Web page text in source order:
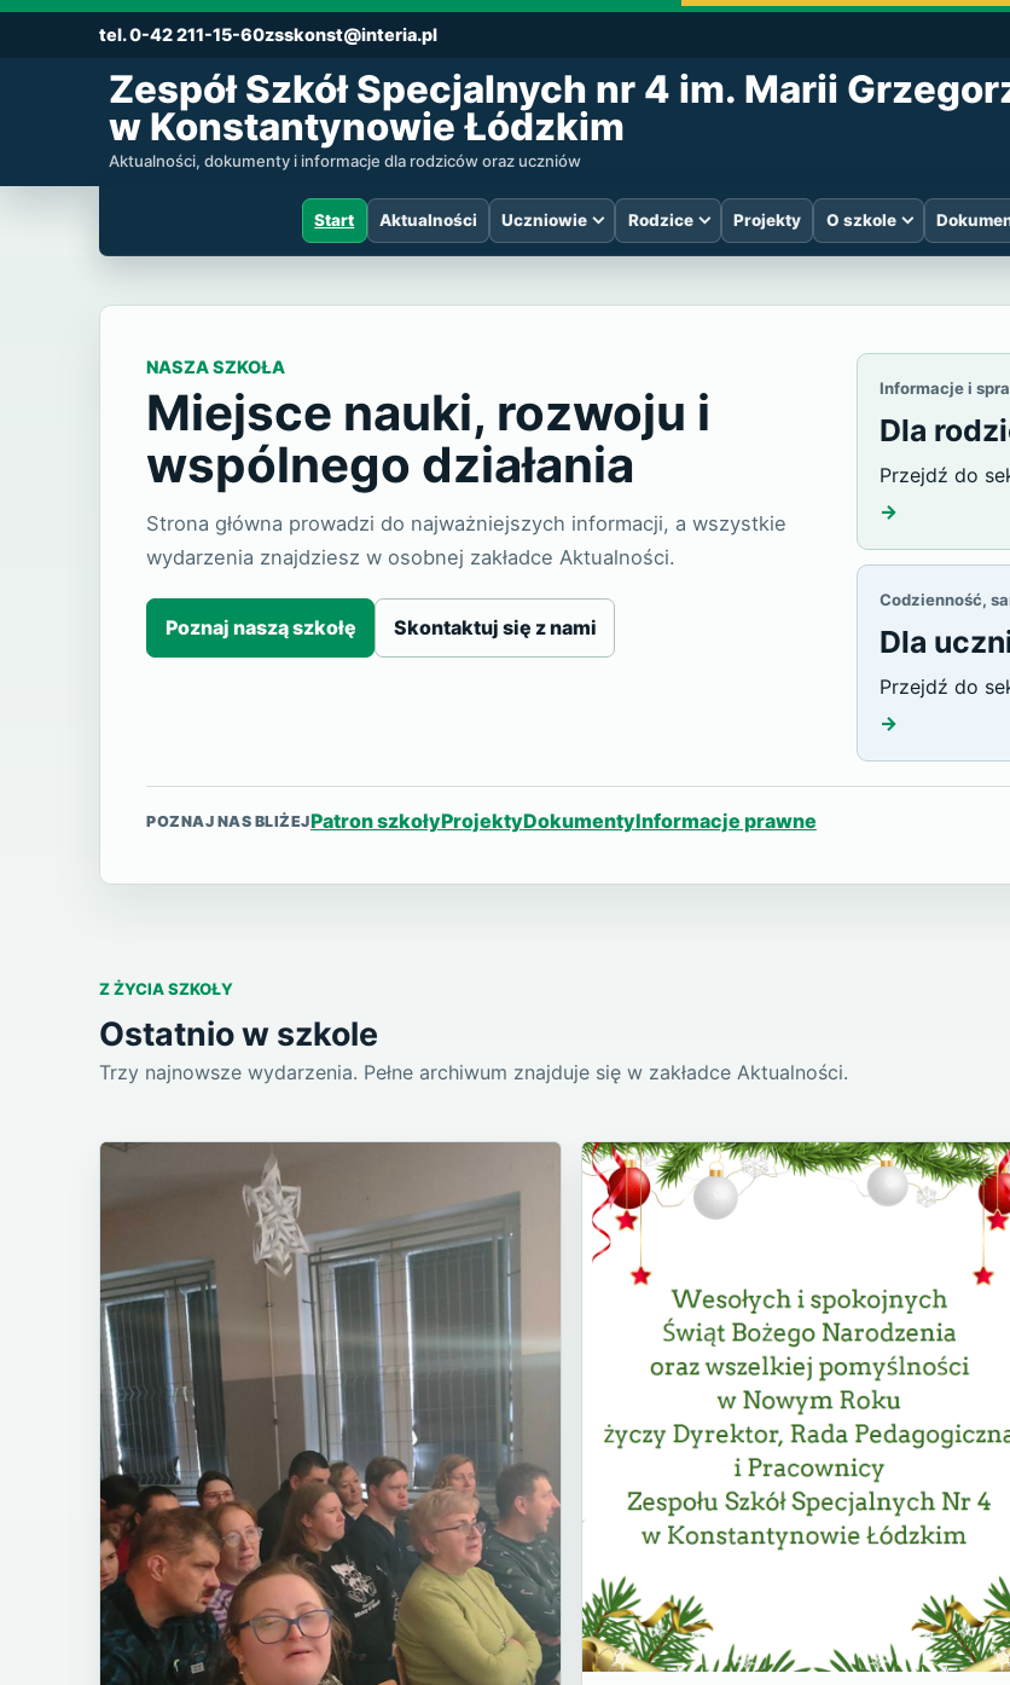
tel. 0-42 211-15-60zsskonst@interia.pl
Zespół Szkół Specjalnych nr 4 im. Marii
w Konstantynowie Łódzkim
Aktualności, dokumenty i informacje dla rodziców oraz uczniów
Start Aktualności Uczniowie Rodzice Projekty O szkole
Zespół Szkół
NASZA SZKOŁA
Miejsce nauki, rozwoju i
wspólnego działania
Strona główna prowadzi do najważniejszych informacji, a wszystkie
wydarzenia znajdziesz w osobnej zakładce Aktualności.
Poznaj naszą szkołę Skontaktuj się z nami
Informacje i
Dla
Przejdź do
→
Codzienność,
Dla
Przejdź do
→
POZNAJ NAS BLIŻEJPatron szkołyProjektyDokumentyInformacje prawne
Z ŻYCIA SZKOŁY
Ostatnio w szkole
Trzy najnowsze wydarzenia. Pełne archiwum znajduje się w zakładce Aktualności.